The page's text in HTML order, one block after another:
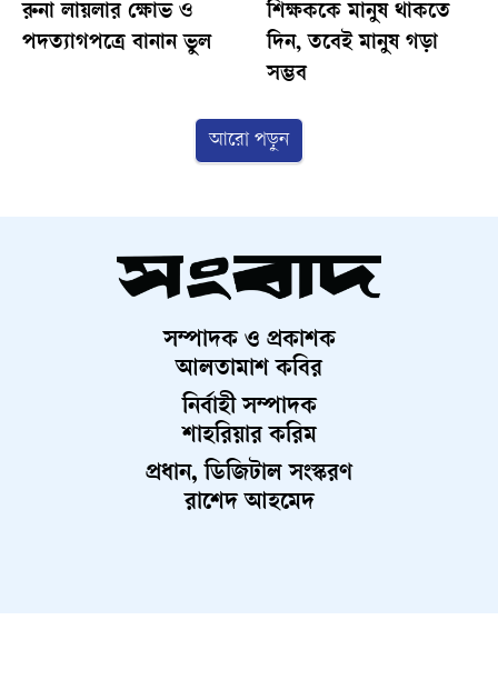
রুনা লায়লার ক্ষোভ ও
পদত্যাগপত্রে বানান ভুল
শিক্ষককে মানুষ থাকতে
দিন, তবেই মানুষ গড়া
সম্ভব
আরো পড়ুন
সম্পাদক ও প্রকাশক
আলতামাশ কবির
নির্বাহী সম্পাদক
শাহরিয়ার করিম
প্রধান, ডিজিটাল সংস্করণ
রাশেদ আহমেদ